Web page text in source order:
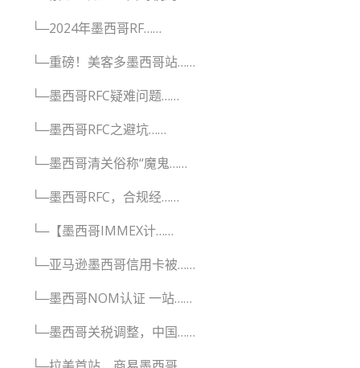
└─2024年墨西哥RF……
└─重磅！美客多墨西哥站……
└─墨西哥RFC疑难问题……
└─墨西哥RFC之避坑……
└─墨西哥清关俗称“魔鬼……
└─墨西哥RFC，合规经……
└─【墨西哥IMMEX计……
└─亚马逊墨西哥信用卡被……
└─墨西哥NOM认证 一站……
└─墨西哥关税调整，中国……